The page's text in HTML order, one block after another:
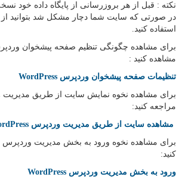
نکته : قبل از هر بروزرسانی از پایگاه داده خود نسخه
در صورتی که سایت شما دچار مشکل شد بتوانید از
استفاده کنید.
برای مشاهده چگونگی تنظیم صفحه پیشخوان
مشاهده کنید :
تنظیمات صفحه پیشخوان وردپرس WordPress
برای مشاهده نخوه نمایش سایت از طریق مدیریت
مراجعه کنید:
مشاهده سایت از طریق مدیریت وردپرس WordPress
برای مشاهده نخوه ورود به بخش مدیریت وردپرس
کنید:
ورود به بخش مدیریت وردپرس WordPress